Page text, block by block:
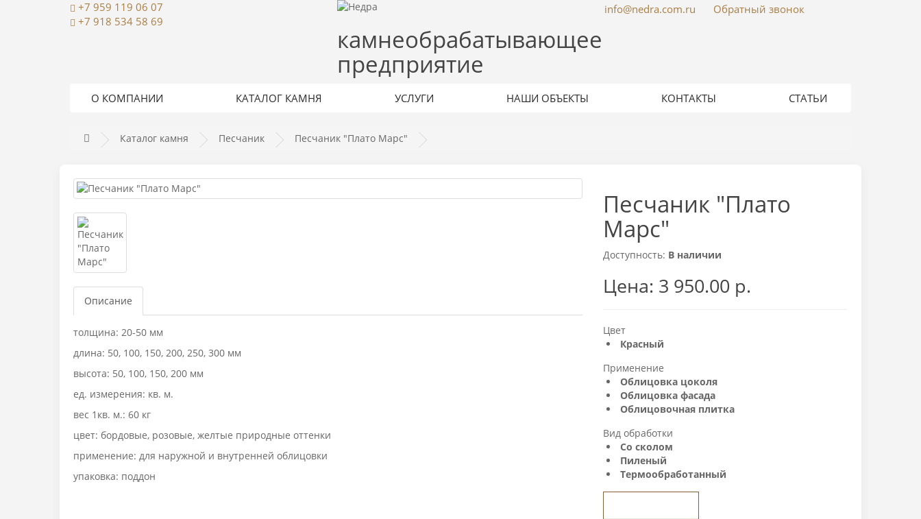
+7 959 119 06 07
+7 918 534 58 69
камнеобрабатывающее
предприятие
info@nedra.com.ru Обратный звонок
О КОМПАНИИ КАТАЛОГ КАМНЯ УСЛУГИ НАШИ ОБЪЕКТЫ КОНТАКТЫ СТАТЬИ
Каталог камня Песчаник Песчаник "Плато Марс"
Описание
толщина: 20-50 мм
длина: 50, 100, 150, 200, 250, 300 мм
высота: 50, 100, 150, 200 мм
ед. измерения: кв. м.
вес 1кв. м.: 60 кг
цвет: бордовые, розовые, желтые природные оттенки
применение: для наружной и внутренней облицовки
упаковка: поддон
Песчаник "Плато
Марс"
Доступность: В наличии
Цена: 3 950.00 р.
Цвет
Красный
Применение
Облицовка цоколя
Облицовка фасада
Облицовочная плитка
Вид обработки
Со сколом
Пиленый
Термообработанный